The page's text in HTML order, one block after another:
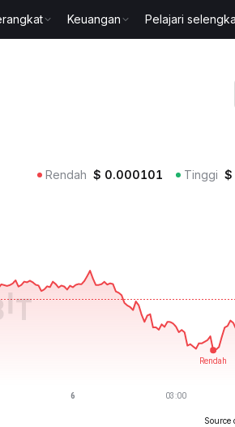
Keuangan Pelajari
Rendah $ 0.000101 Tinggi $
Source